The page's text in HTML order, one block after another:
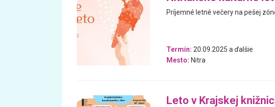
Príjemné letné večery na pešej
Termín: 20.09.2025 a ďalšie
Mesto: Nitra
Leto v Krajskej